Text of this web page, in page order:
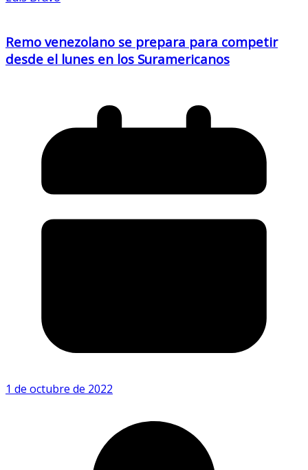
Remo venezolano se prepara para competir
desde el lunes en los Suramericanos
1 de octubre de 2022